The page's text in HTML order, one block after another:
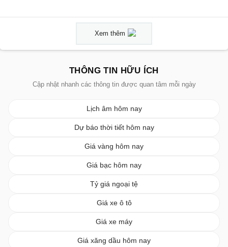
Xem thêm
THÔNG TIN HỮU ÍCH
Cập nhật nhanh các thông tin được quan tâm mỗi ngày
Lịch âm hôm nay
Dự báo thời tiết hôm nay
Giá vàng hôm nay
Giá bạc hôm nay
Tỷ giá ngoại tệ
Giá xe ô tô
Giá xe máy
Giá xăng dầu hôm nay